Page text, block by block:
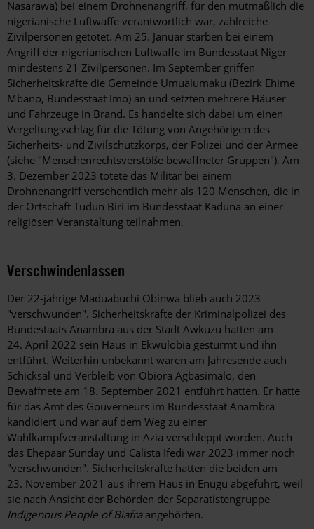
Nasarawa) bei einem Drohnenangriff, für den mutmaßlich die
nigerianische Luftwaffe verantwortlich war, zahlreiche
Zivilpersonen getötet. Am 25. Januar starben bei einem
Angriff der nigerianischen Luftwaffe im Bundesstaat Niger
mindestens 21 Zivilpersonen. Im September griffen
Sicherheitskräfte die Gemeinde Umualumaku (Bezirk Ehime
Mbano, Bundesstaat Imo) an und setzten mehrere Häuser
und Fahrzeuge in Brand. Es handelte sich dabei um einen
Vergeltungsschlag für die Tötung von Angehörigen des
Sicherheits- und Zivilschutzkorps, der Polizei und der Armee
(siehe "Menschenrechtsverstöße bewaffneter Gruppen"). Am
3. Dezember 2023 tötete das Militär bei einem
Drohnenangriff versehentlich mehr als 120 Menschen, die in
der Ortschaft Tudun Biri im Bundesstaat Kaduna an einer
religiösen Veranstaltung teilnahmen.
Verschwindenlassen
Der 22-jährige Maduabuchi Obinwa blieb auch 2023
"verschwunden". Sicherheitskräfte der Kriminalpolizei des
Bundestaats Anambra aus der Stadt Awkuzu hatten am
24. April 2022 sein Haus in Ekwulobia gestürmt und ihn
entführt. Weiterhin unbekannt waren am Jahresende auch
Schicksal und Verbleib von Obiora Agbasimalo, den
Bewaffnete am 18. September 2021 entführt hatten. Er hatte
für das Amt des Gouverneurs im Bundesstaat Anambra
kandidiert und war auf dem Weg zu einer
Wahlkampfveranstaltung in Azia verschleppt worden. Auch
das Ehepaar Sunday und Calista Ifedi war 2023 immer noch
"verschwunden". Sicherheitskräfte hatten die beiden am
23. November 2021 aus ihrem Haus in Enugu abgeführt, weil
sie nach Ansicht der Behörden der Separatistengruppe
Indigenous People of Biafraangehörten.